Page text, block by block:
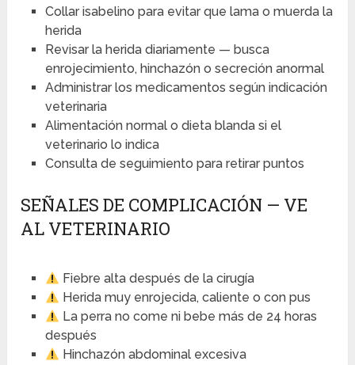
Collar isabelino para evitar que lama o muerda la
herida
Revisar la herida diariamente — busca
enrojecimiento, hinchazón o secreción anormal
Administrar los medicamentos según indicación
veterinaria
Alimentación normal o dieta blanda si el
veterinario lo indica
Consulta de seguimiento para retirar puntos
SEÑALES DE COMPLICACIÓN — VE
AL VETERINARIO
Fiebre alta después de la cirugía
Herida muy enrojecida, caliente o con pus
La perra no come ni bebe más de 24 horas
después
Hinchazón abdominal excesiva